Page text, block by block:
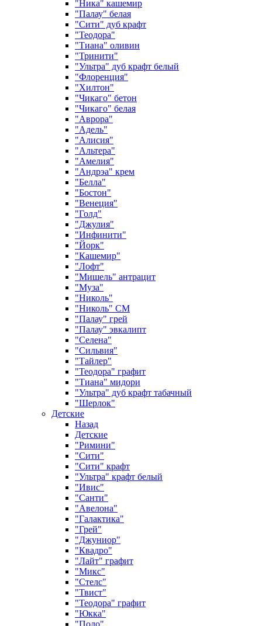
"Ника" кашемир
"Палау" белая
"Сити" дуб крафт
"Теодора"
"Тиана" оливин
"Тринити"
"Ультра" дуб крафт белый
"Флоренция"
"Хилтон"
"Чикаго" бетон
"Чикаго" белая
"Аврора"
"Адель"
"Алисия"
"Альтера"
"Амелия"
"Андрэа" крем
"Белла"
"Бостон"
"Венеция"
"Голд"
"Джулия"
"Инфинити"
"Йорк"
"Кашемир"
"Лофт"
"Мишель" антрацит
"Муза"
"Николь"
"Николь" СМ
"Палау" грей
"Палау" эвкалипт
"Селена"
"Сильвия"
"Тайлер"
"Теодора" графит
"Тиана" мидори
"Ультра" дуб крафт табачный
"Шерлок"
Детские
Назад
Детские
"Римини"
"Сити"
"Сити" крафт
"Ультра" крафт белый
"Ивис"
"Санти"
"Авелона"
"Галактика"
"Грей"
"Джуниор"
"Квадро"
"Лайт" графит
"Микс"
"Стелс"
"Твист"
"Теодора" графит
"Юкка"